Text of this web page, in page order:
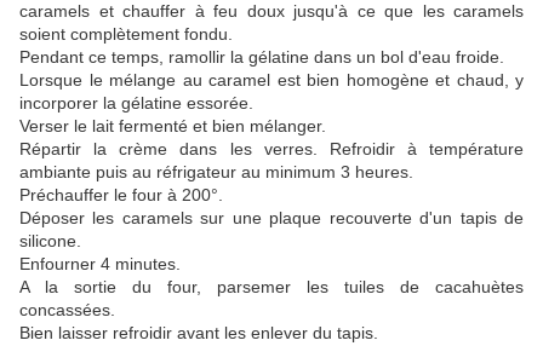
caramels et chauffer à feu doux jusqu'à ce que les caramels
soient complètement fondu.
Pendant ce temps, ramollir la gélatine dans un bol d'eau froide.
Lorsque le mélange au caramel est bien homogène et chaud, y
incorporer la gélatine essorée.
Verser le lait fermenté et bien mélanger.
Répartir la crème dans les verres. Refroidir à température
ambiante puis au réfrigateur au minimum 3 heures.
Préchauffer le four à 200°.
Déposer les caramels sur une plaque recouverte d'un tapis de
silicone.
Enfourner 4 minutes.
A la sortie du four, parsemer les tuiles de cacahuètes
concassées.
Bien laisser refroidir avant les enlever du tapis.